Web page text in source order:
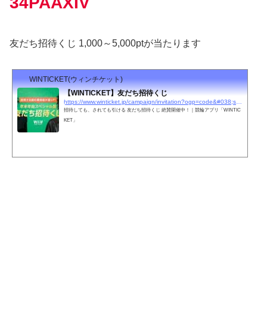
友だち招待くじ 1,000～5,000ptが当たります
WINTICKET(ウィンチケット)
【WINTICKET】友だち招待くじ
招待しても、されても引ける 友だち招待くじ 絶賛開催中！｜競輪アプリ「WINTIC
KET」